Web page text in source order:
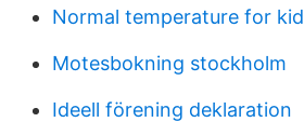
Normal temperature for
Motesbokning stockholm
Ideell förening deklaration